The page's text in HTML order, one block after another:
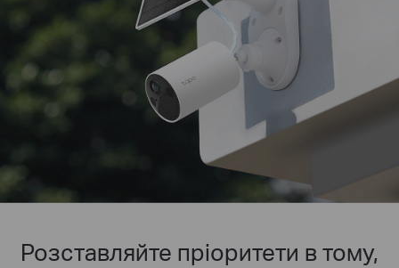
Розставляйте пріоритети в тому,
Індивідуальна світлова та